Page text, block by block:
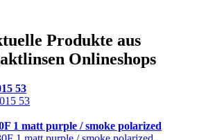
Produkte aus
Onlineshops
53
1 matt purple / smoke polarized